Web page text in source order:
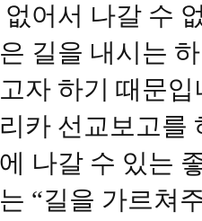
없어서 나갈 수
길을 내시는
자 하기 때문
카 선교보고를
나갈 수 있는
“길을 가르쳐